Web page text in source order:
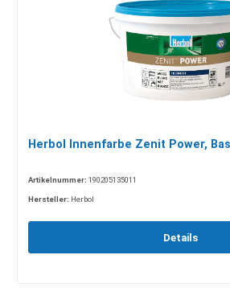
Herbol Innenfarbe Zenit Power,
Artikelnummer: 190205135011
Hersteller: Herbol
Details